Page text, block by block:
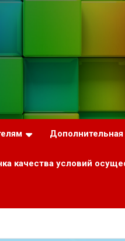
качества условий